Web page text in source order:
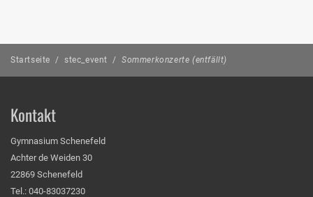
Startseite / stec_event / Sommerkonzerte (entfällt)
Kontakt
Gymnasium Schenefeld
Achter de Weiden 30
22869 Schenefeld
Tel.: 040-83037230